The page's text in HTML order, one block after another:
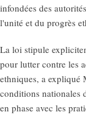
infondées des
l'unité et du progrès
La loi stipule
pour lutter contre les
ethniques, a expliqué
conditions nationales
en phase avec les